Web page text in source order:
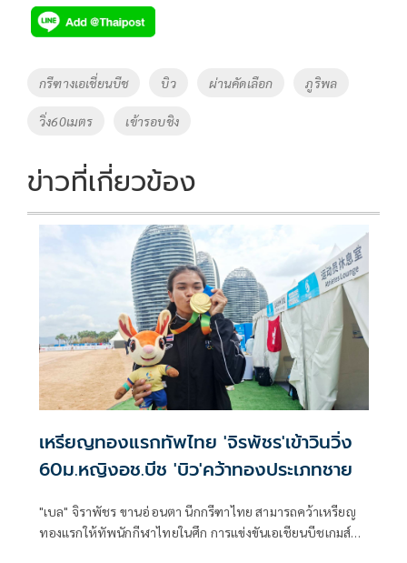
e
b
o
o
k
tt
er
p
y
n
k
Tags
กรีฑางเอเชี่ยนบีช บิว ผ่านคัดเลือก ภูริพล
วิ่ง60เมตร เข้ารอบชิง
ข่าวที่เกี่ยวข้อง
เหรียญทองแรกทัพไทย 'จิรพัชร'เข้าวินวิ่ง
60ม.หญิงอช.บีช 'บิว'คว้าทองประเภทชาย
"เบล" จิราพัชร ขานอ่อนตา นีกกรีฑาไทย สามารถคว้าเหรียญ
ทองแรกให้ทัพนักกีฬาไทยในศึก การแข่งขันเอเชียนบีชเกมส์